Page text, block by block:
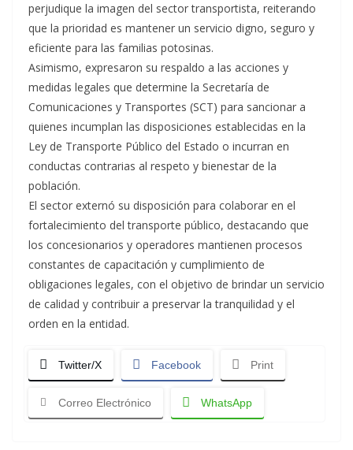
perjudique la imagen del sector transportista, reiterando
que la prioridad es mantener un servicio digno, seguro y
eficiente para las familias potosinas.
Asimismo, expresaron su respaldo a las acciones y
medidas legales que determine la Secretaría de
Comunicaciones y Transportes (SCT) para sancionar a
quienes incumplan las disposiciones establecidas en la
Ley de Transporte Público del Estado o incurran en
conductas contrarias al respeto y bienestar de la
población.
El sector externó su disposición para colaborar en el
fortalecimiento del transporte público, destacando que
los concesionarios y operadores mantienen procesos
constantes de capacitación y cumplimiento de
obligaciones legales, con el objetivo de brindar un servicio
de calidad y contribuir a preservar la tranquilidad y el
orden en la entidad.
Twitter/X Facebook Print
Correo Electrónico WhatsApp